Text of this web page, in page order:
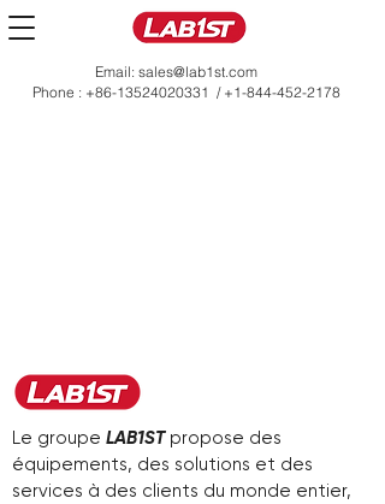
Email: sales@lab1st.com
Phone : +86-13524020331 / +1-844-452-2178
Le groupe LAB1STpropose des
équipements, des solutions et des
services à des clients du monde entier,